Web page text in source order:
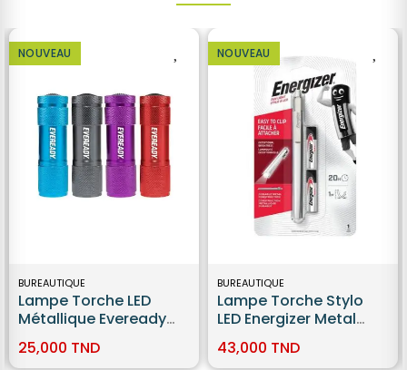
NOUVEAU
BUREAUTIQUE
Lampe Torche LED
Métallique Eveready
25,000 TND
NOUVEAU
BUREAUTIQUE
Lampe Torche Stylo
LED Energizer Metal
43,000 TND